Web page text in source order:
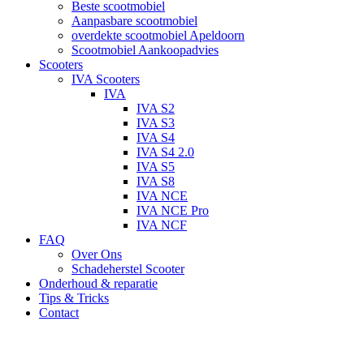
Beste scootmobiel
Aanpasbare scootmobiel
overdekte scootmobiel Apeldoorn
Scootmobiel Aankoopadvies
Scooters
IVA Scooters
IVA
IVA S2
IVA S3
IVA S4
IVA S4 2.0
IVA S5
IVA S8
IVA NCE
IVA NCE Pro
IVA NCF
FAQ
Over Ons
Schadeherstel Scooter
Onderhoud & reparatie
Tips & Tricks
Contact